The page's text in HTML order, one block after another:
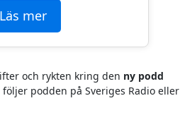
Läs mer
och rykten kring den ny podd
podden på Sveriges Radio eller